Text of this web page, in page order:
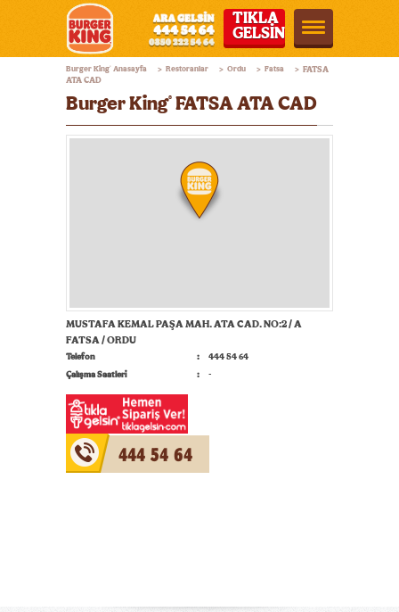
Burger
King®
Türkiye
TIKLA
GELSİN
Burger King® Anasayfa > Restoranlar > Ordu > Fatsa > FATSA
ATA CAD
Burger King® FATSA ATA CAD
MUSTAFA KEMAL PAŞA MAH. ATA CAD. NO:2 / A
FATSA / ORDU
Telefon
444 54 64
Çalışma Saatleri
-
444 54 64